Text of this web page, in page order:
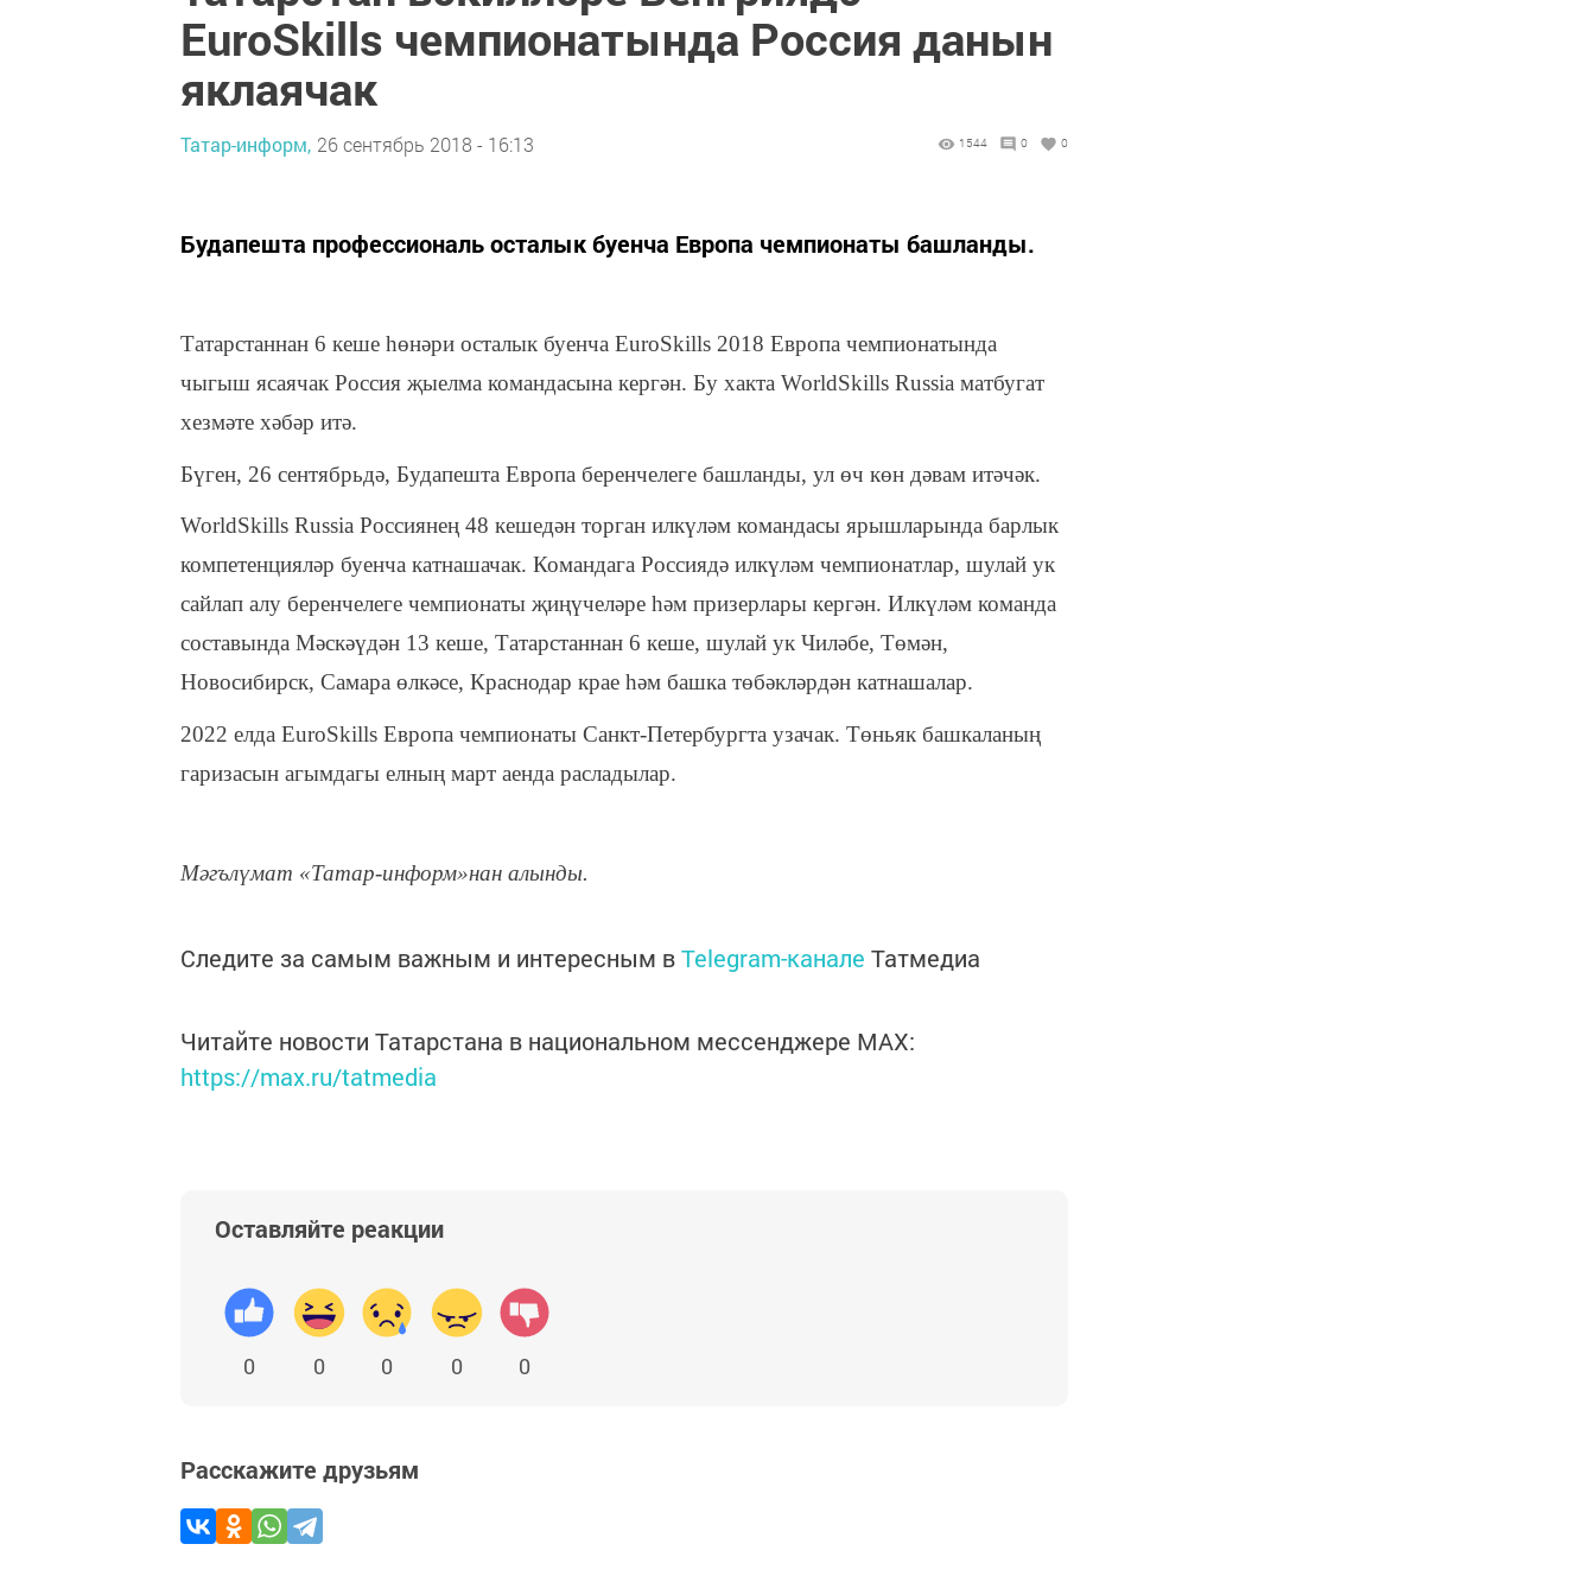
EuroSkills чемпионатында Россия данын
яклаячак
Татар-информ, 26 сентябрь 2018 - 16:13 1544 0 0
Будапешта профессиональ осталык буенча Европа чемпионаты башланды.
Татарстаннан 6 кеше һөнәри осталык буенча EuroSkills 2018 Европа чемпионатында
чыгыш ясаячак Россия җыелма командасына кергән. Бу хакта WorldSkills Russia матбугат
хезмәте хәбәр итә.
Бүген, 26 сентябрьдә, Будапешта Европа беренчелеге башланды, ул өч көн дәвам итәчәк.
WorldSkills Russia Россиянең 48 кешедән торган илкүләм командасы ярышларында барлык
компетенцияләр буенча катнашачак. Командага Россиядә илкүләм чемпионатлар, шулай ук
сайлап алу беренчелеге чемпионаты җиңүчеләре һәм призерлары кергән. Илкүләм команда
составында Мәскәүдән 13 кеше, Татарстаннан 6 кеше, шулай ук Чиләбе, Төмән,
Новосибирск, Самара өлкәсе, Краснодар крае һәм башка төбәкләрдән катнашалар.
2022 елда EuroSkills Европа чемпионаты Санкт-Петербургта узачак. Төньяк башкаланың
гаризасын агымдагы елның март аенда расладылар.
Мәгълүмат «Татар-информ»нан алынды.
Следите за самым важным и интересным вTelegram-канале Татмедиа
Читайте новости Татарстана в национальном мессенджере MАХ:
https://max.ru/tatmedia
Оставляйте реакции
0 0 0 0 0
Расскажите друзьям